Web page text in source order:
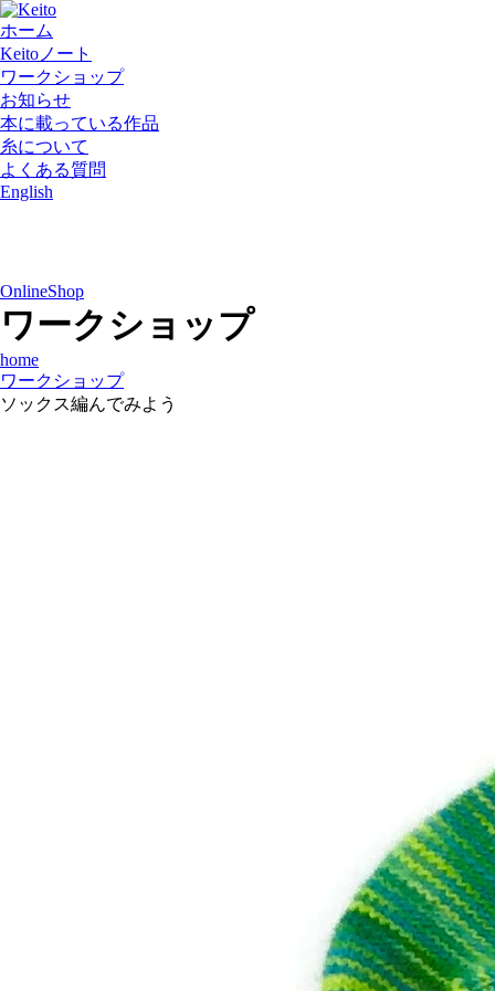
ホーム
Keitoノート
ワークショップ
お知らせ
本に載っている作品
糸について
よくある質問
English
OnlineShop
ワークショップ
home
ワークショップ
ソックス編んでみよう